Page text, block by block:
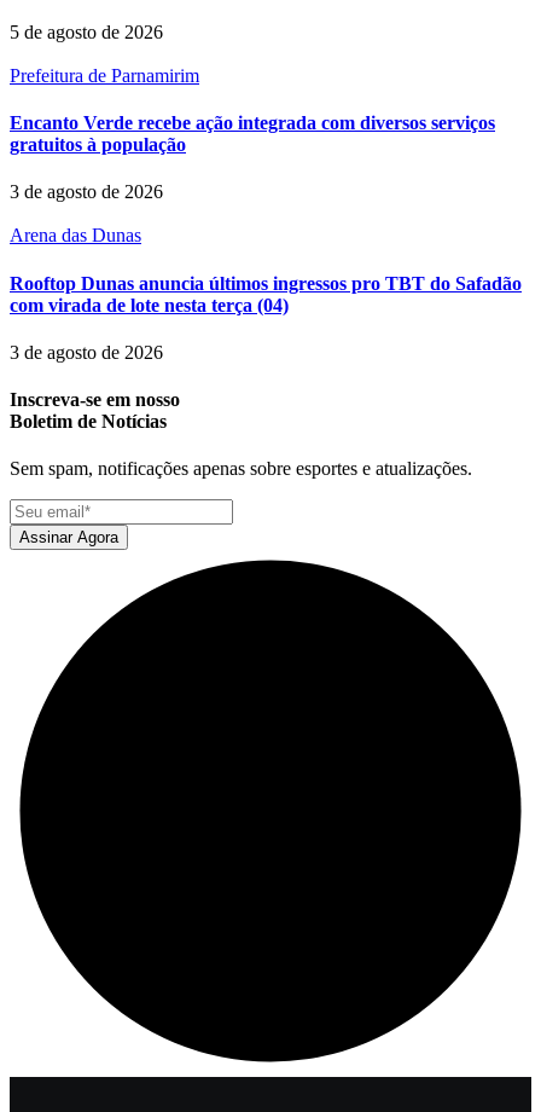
5 de agosto de 2026
Prefeitura de Parnamirim
Encanto Verde recebe ação integrada com diversos serviços
gratuitos à população
3 de agosto de 2026
Arena das Dunas
Rooftop Dunas anuncia últimos ingressos pro TBT do Safadão
com virada de lote nesta terça (04)
3 de agosto de 2026
Inscreva-se em nosso
Boletim de Notícias
Sem spam, notificações apenas sobre esportes e atualizações.
Assinar Agora